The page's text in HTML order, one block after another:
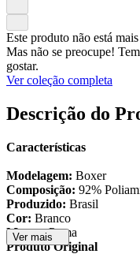
Este produto não está
Mas não se preocupe!
gostar.
Ver coleção completa
Descrição do
Características
Modelagem: Boxer
Composição: 92%
Produzido: Brasil
Cor: Branco
Marca:Puma
Produto Original
Ver mais